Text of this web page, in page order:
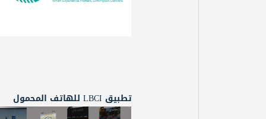
تطبيق LBCI للهاتف المحمول